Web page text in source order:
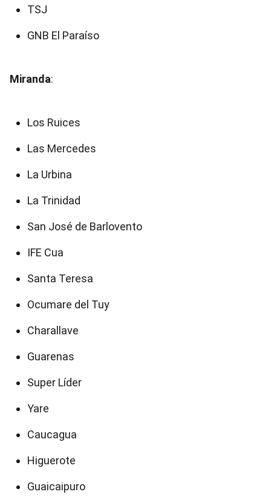
TSJ
GNB El Paraíso
Miranda:
Los Ruices
Las Mercedes
La Urbina
La Trinidad
San José de Barlovento
IFE Cua
Santa Teresa
Ocumare del Tuy
Charallave
Guarenas
Super Líder
Yare
Caucagua
Higuerote
Guaicaipuro